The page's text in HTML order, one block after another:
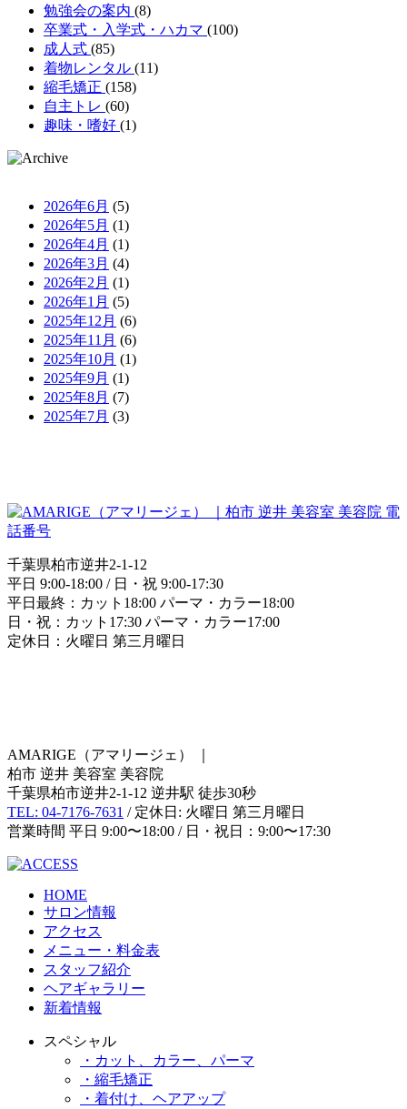
勉強会の案内 (8)
卒業式・入学式・ハカマ (100)
成人式 (85)
着物レンタル (11)
縮毛矯正 (158)
自主トレ (60)
趣味・嗜好 (1)
2026年6月 (5)
2026年5月 (1)
2026年4月 (1)
2026年3月 (4)
2026年2月 (1)
2026年1月 (5)
2025年12月 (6)
2025年11月 (6)
2025年10月 (1)
2025年9月 (1)
2025年8月 (7)
2025年7月 (3)
千葉県柏市逆井2-1-12
平日 9:00-18:00 / 日・祝 9:00-17:30
平日最終：カット18:00 パーマ・カラー18:00
日・祝：カット17:30 パーマ・カラー17:00
定休日：火曜日 第三月曜日
AMARIGE（アマリージェ）
柏市 逆井 美容室 美容院
千葉県柏市逆井2-1-12 逆井駅 徒歩30秒
TEL: 04-7176-7631 / 定休日: 火曜日 第三月曜日
営業時間 平日 9:00〜18:00 / 日・祝日：9:00〜17:30
HOME
サロン情報
アクセス
メニュー・料金表
スタッフ紹介
ヘアギャラリー
新着情報
スペシャル
・カット、カラー、パーマ
・縮毛矯正
・着付け、ヘアアップ